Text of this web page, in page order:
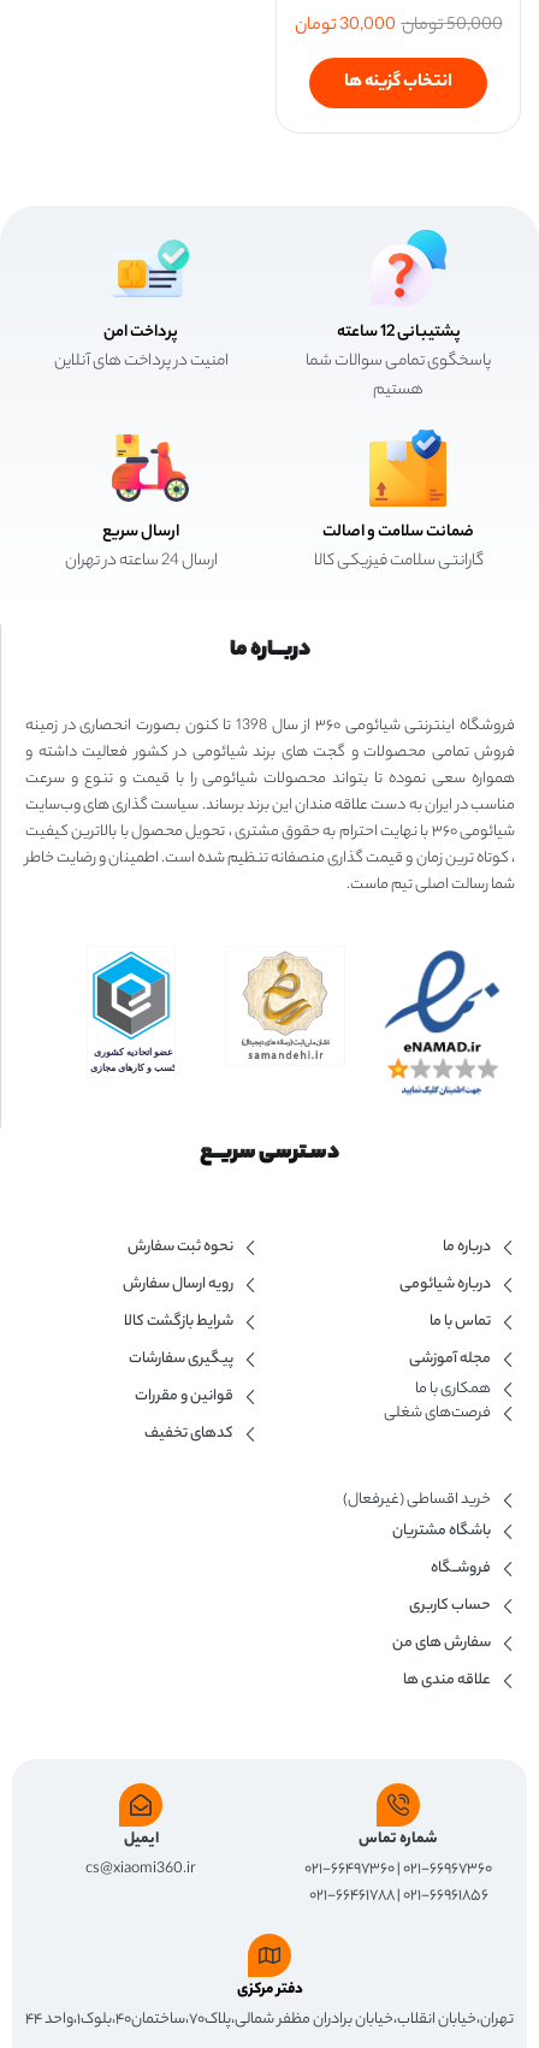
50,000تومان 30,000تومان
انتخاب گزینه ها
پشتیبانی 12 ساعته
پاسخگوی تمامی سوالات شما
هستیم
پرداخت امن
امنیت در پرداخت های آنلاین
ضمانت سلامت و اصالت
گارانتی سلامت فیزیکی کالا
ارسال سریع
ارسال 24 ساعته در تهران
دربـــاره ما
فروشگاه اینترنتی شیائومی ۳۶۰ از سال 1398 تا کنون بصورت انحصاری در زمینه
فروش تمامی محصولات و گجت های برند شیائومی در کشور فعالیت داشته و
همواره سعی نموده تا بتواند محصولات شیائومی را با قیمت و تنوع و سرعت
مناسب در ایران به دست علاقه مندان این برند برساند. سیاست گذاری های وب‌سایت
شیائومی ۳۶۰ با نهایت احترام به حقوق مشتری ، تحویل محصول با بالاترین کیفیت
، کوتاه ترین زمان و قیمت گذاری منصفانه تنظیم شده است. اطمینان و رضایت خاطر
شما رسالت اصلی تیم ماست.
دسـترسی سریــع
درباره ما
درباره شیائومی
تماس با ما
مجله آموزشی
همکاری با ما​
فرصت‌های شغلی
نحوه ثبت سفارش
رویه ارسال سفارش
شرایط بازگشت کالا
پیگیری سفارشات
قوانین و مقررات
کدهای تخفیف
خرید اقساطی (غیرفعال)
باشگاه مشتریان
فروشــگاه
حساب کاربری
سفارش های من
علاقه مندی ها
شماره تماس
۰۲۱-۶۶۹۶۷۳۶۰ | ۰۲۱-۶۶۴۹۷۳۶۰
۰۲۱-۶۶۹۶۱۸۵۶ | ۰۲۱-۶۶۴۶۱۷۸۸
ایمیل
cs@xiaomi360.ir
دفتر مرکزی
تهران،خیابان انقلاب،خیابان برادران مظفر شمالی،پلاک۷۰،ساختمان۴۰،بلوک۱،واحد ۴۴